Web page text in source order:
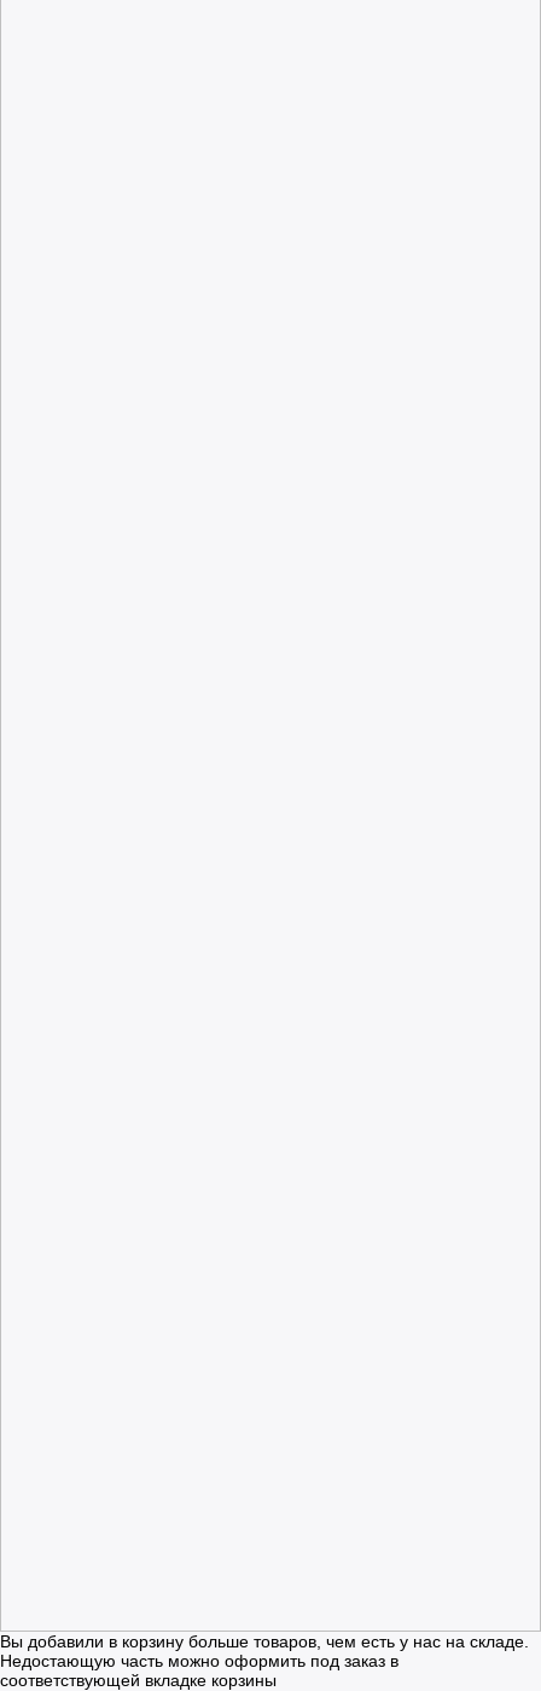
Вы добавили в корзину больше товаров, чем есть у нас на складе.
Недостающую часть можно оформить под заказ в
соответствующей вкладке корзины